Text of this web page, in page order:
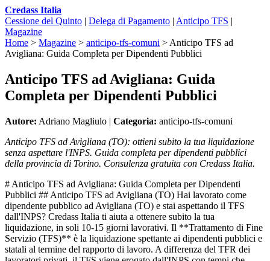
Credass Italia
Cessione del Quinto | Delega di Pagamento | Anticipo TFS |
Magazine
Home > Magazine > anticipo-tfs-comuni > Anticipo TFS ad
Avigliana: Guida Completa per Dipendenti Pubblici
Anticipo TFS ad Avigliana: Guida
Completa per Dipendenti Pubblici
Autore: Adriano Magliulo | Categoria: anticipo-tfs-comuni
Anticipo TFS ad Avigliana (TO): ottieni subito la tua liquidazione
senza aspettare l'INPS. Guida completa per dipendenti pubblici
della provincia di Torino. Consulenza gratuita con Credass Italia.
# Anticipo TFS ad Avigliana: Guida Completa per Dipendenti
Pubblici ## Anticipo TFS ad Avigliana (TO) Hai lavorato come
dipendente pubblico ad Avigliana (TO) e stai aspettando il TFS
dall'INPS? Credass Italia ti aiuta a ottenere subito la tua
liquidazione, in soli 10-15 giorni lavorativi. Il **Trattamento di Fine
Servizio (TFS)** è la liquidazione spettante ai dipendenti pubblici e
statali al termine del rapporto di lavoro. A differenza del TFR dei